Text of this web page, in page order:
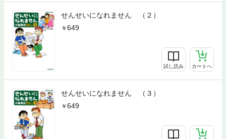
せんせいになれません （２）
649
試し読み カートへ
せんせいになれません （３）
649